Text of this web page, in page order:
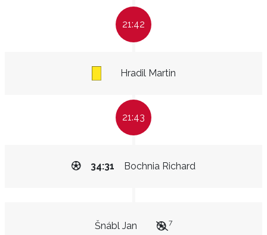
21:42
Hradil Martin
21:43
Bochnia Richard
34:31
Šnábl Jan 7